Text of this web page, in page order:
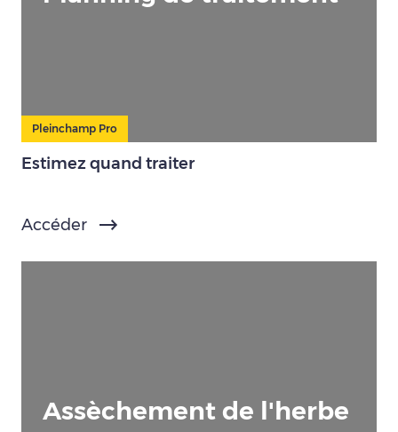
Pleinchamp Pro
Estimez quand traiter
Accéder
Assèchement de l'herbe